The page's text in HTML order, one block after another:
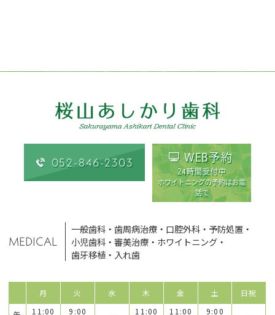
052-846-2303 WEB予約
24時間受付中
ホワイトニングの予約はお電
話で
MEDICAL
一般歯科 ・歯周病治療 ・ 口腔外科 ・ 予防処置 ・
小児歯科 ・審美治療 ・ ホワイトニング ・
歯牙移植 ・ 入れ歯
月 火 水 木 金 土 日祝
11:00 9:00 11:00 11:00 9:00